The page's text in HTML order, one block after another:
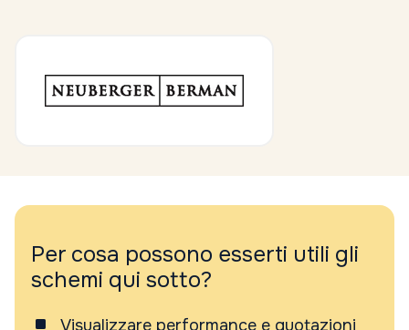
Per cosa possono esserti utili gli
schemi qui sotto?
Visualizzare performance e quotazioni